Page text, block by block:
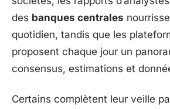
des banques centrales
quotidien, tandis que les
proposent chaque jour un
consensus, estimations et
Certains complètent leur veille